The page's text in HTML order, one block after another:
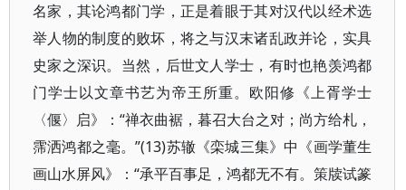
名家，其论鸿都门学，正是着眼于其对汉代以经术选
举人物的制度的败坏，将之与汉末诸乱政并论，实具
史家之深识。当然，后世文人学士，有时也艳羡鸿都
门学士以文章书艺为帝王所重。欧阳修《上胥学士
〈偃〉启》：“禅衣曲裾，暮召大台之对；尚方给札，
霈洒鸿都之毫。”(13)苏辙《栾城三集》中《画学董生
画山水屏风》：“承平百事足，鸿都无不有。策牍试篆